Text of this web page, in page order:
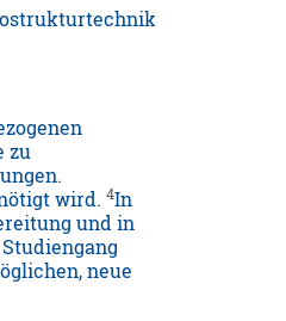
zu
wird.4In
und in
neue